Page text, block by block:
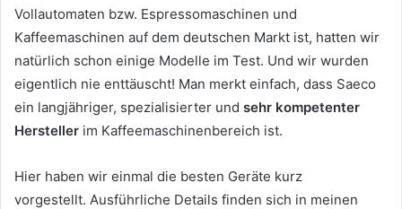
Vollautomaten bzw. Espressomaschinen und
Kaffeemaschinen auf dem deutschen Markt ist, hatten wir
natürlich schon einige Modelle im Test. Und wir wurden
eigentlich nie enttäuscht! Man merkt einfach, dass Saeco
ein langjähriger, spezialisierter und sehr kompetenter
Hersteller im Kaffeemaschinenbereich ist.
Hier haben wir einmal die besten Geräte kurz
vorgestellt. Ausführliche Details finden sich in meinen